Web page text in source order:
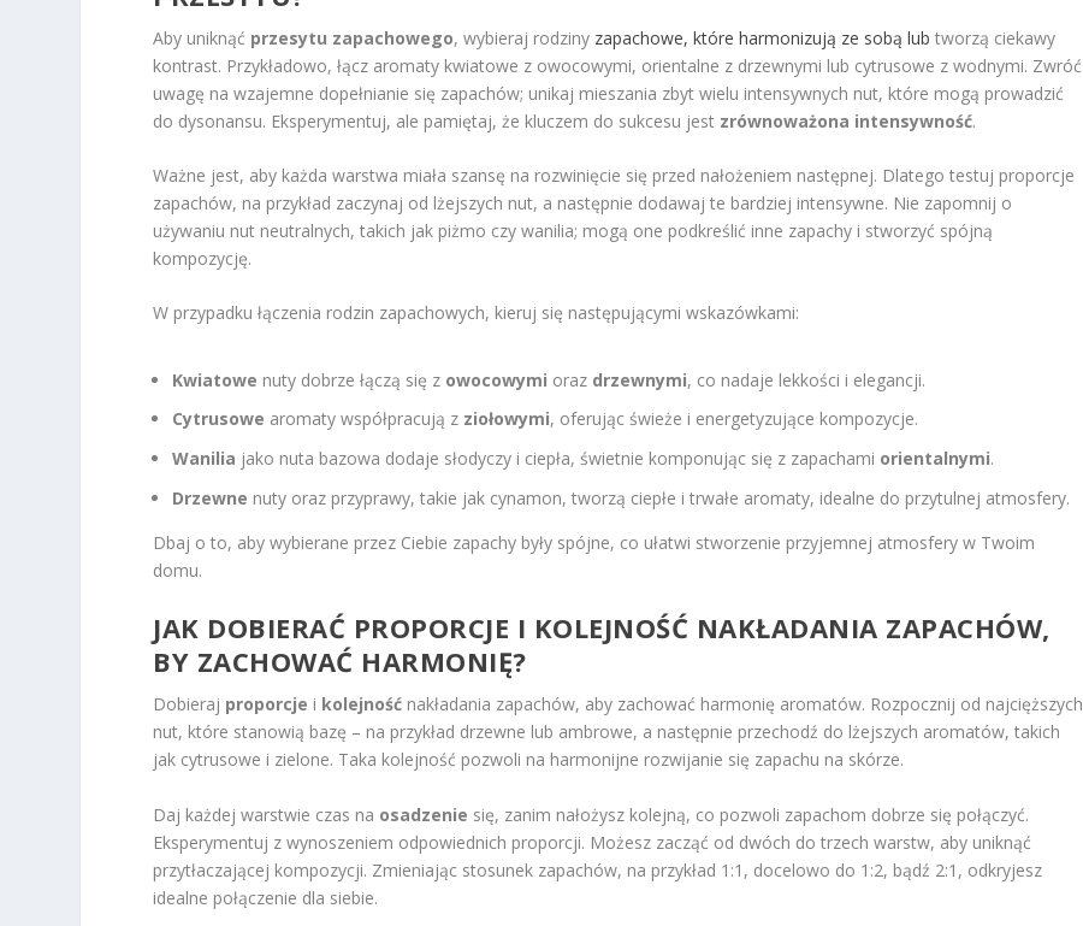
Aby uniknąć przesytu zapachowego, wybieraj rodziny zapachowe, które harmonizują ze sobą lub tworzą ciekawy
kontrast. Przykładowo, łącz aromaty kwiatowe z owocowymi, orientalne z drzewnymi lub cytrusowe z wodnymi. Zwróć
uwagę na wzajemne dopełnianie się zapachów; unikaj mieszania zbyt wielu intensywnych nut, które mogą prowadzić
do dysonansu. Eksperymentuj, ale pamiętaj, że kluczem do sukcesu jest zrównoważona intensywność.
Ważne jest, aby każda warstwa miała szansę na rozwinięcie się przed nałożeniem następnej. Dlatego testuj proporcje
zapachów, na przykład zaczynaj od lżejszych nut, a następnie dodawaj te bardziej intensywne. Nie zapomnij o
używaniu nut neutralnych, takich jak piżmo czy wanilia; mogą one podkreślić inne zapachy i stworzyć spójną
kompozycję.
W przypadku łączenia rodzin zapachowych, kieruj się następującymi wskazówkami:
Kwiatowe nuty dobrze łączą się z owocowymi oraz drzewnymi, co nadaje lekkości i elegancji.
Cytrusowe aromaty współpracują z ziołowymi, oferując świeże i energetyzujące kompozycje.
Wanilia jako nuta bazowa dodaje słodyczy i ciepła, świetnie komponując się z zapachami orientalnymi.
Drzewne nuty oraz przyprawy, takie jak cynamon, tworzą ciepłe i trwałe aromaty, idealne do przytulnej atmosfery.
Dbaj o to, aby wybierane przez Ciebie zapachy były spójne, co ułatwi stworzenie przyjemnej atmosfery w Twoim
domu.
JAK DOBIERAĆ PROPORCJE I KOLEJNOŚĆ NAKŁADANIA ZAPACHÓW,
BY ZACHOWAĆ HARMONIĘ?
Dobieraj proporcje i kolejność nakładania zapachów, aby zachować harmonię aromatów. Rozpocznij od najcięższych
nut, które stanowią bazę – na przykład drzewne lub ambrowe, a następnie przechodź do lżejszych aromatów, takich
jak cytrusowe i zielone. Taka kolejność pozwoli na harmonijne rozwijanie się zapachu na skórze.
Daj każdej warstwie czas na osadzenie się, zanim nałożysz kolejną, co pozwoli zapachom dobrze się połączyć.
Eksperymentuj z wynoszeniem odpowiednich proporcji. Możesz zacząć od dwóch do trzech warstw, aby uniknąć
przytłaczającej kompozycji. Zmieniając stosunek zapachów, na przykład 1:1, docelowo do 1:2, bądź 2:1, odkryjesz
idealne połączenie dla siebie.